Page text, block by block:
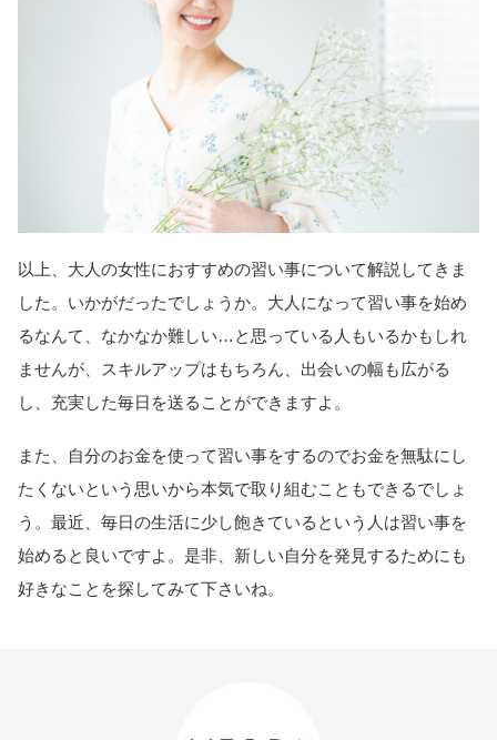
以上、大人の女性におすすめの習い事について解説してきま
した。いかがだったでしょうか。大人になって習い事を始め
るなんて、なかなか難しい…と思っている人もいるかもしれ
ませんが、スキルアップはもちろん、出会いの幅も広がる
し、充実した毎日を送ることができますよ。
また、自分のお金を使って習い事をするのでお金を無駄にし
たくないという思いから本気で取り組むこともできるでしょ
う。最近、毎日の生活に少し飽きているという人は習い事を
始めると良いですよ。是非、新しい自分を発見するためにも
好きなことを探してみて下さいね。